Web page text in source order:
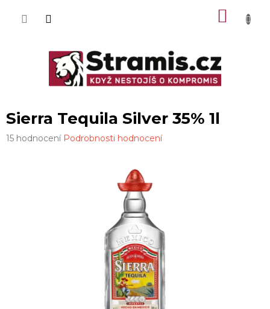
Sierra Tequila Silver 35% 1l
Průměrné
15 hodnocení Podrobnosti hodnocení